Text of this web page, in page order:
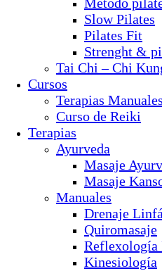
Slow Pilates
Pilates Fit
Strenght &
Tai Chi – Chi
Cursos
Terapias Manuales
Curso de Reiki
Terapias
Ayurveda
Masaje
Masaje
Manuales
Drenaje
Quiromasaje
Reflexología
Kinesiología